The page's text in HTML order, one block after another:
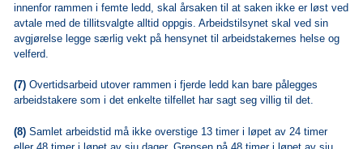
innenfor rammen i femte ledd, skal årsaken til at saken ikke er løst ved
avtale med de tillitsvalgte alltid oppgis. Arbeidstilsynet skal ved sin
avgjørelse legge særlig vekt på hensynet til arbeidstakernes helse og
velferd.
(7) Overtidsarbeid utover rammen i fjerde ledd kan bare pålegges
arbeidstakere som i det enkelte tilfellet har sagt seg villig til det.
(8) Samlet arbeidstid må ikke overstige 13 timer i løpet av 24 timer